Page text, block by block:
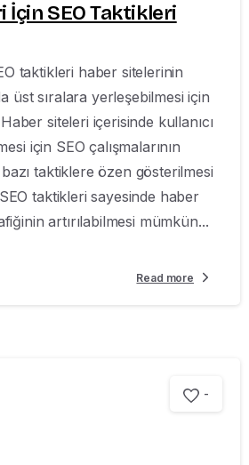
İçin SEO Taktikleri
taktikleri haber sitelerinin
üst sıralara yerleşebilmesi için
siteleri içerisinde kullanıcı
için SEO çalışmalarının
taktiklere özen gösterilmesi
taktikleri sayesinde haber
artırılabilmesi mümkün...
Read more
-